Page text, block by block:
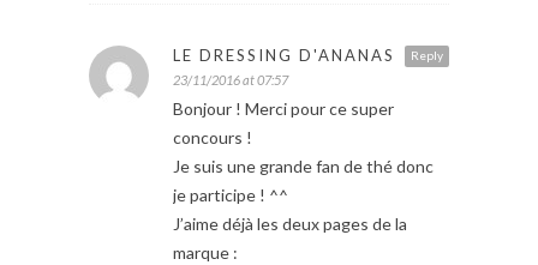
Reply
LE DRESSING D'ANANAS
23/11/2016 at 07:57
Bonjour ! Merci pour ce super
concours !
Je suis une grande fan de thé donc
je participe ! ^^
J’aime déjà les deux pages de la
marque :